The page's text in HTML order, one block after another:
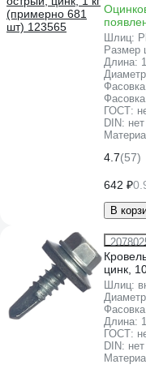
Шлиц:
Размер
Длина:
ГОСТ:
DIN: нет
4.7(57)
642 ₽
В
цинк,
Шлиц:
Длина:
ГОСТ:
DIN: нет